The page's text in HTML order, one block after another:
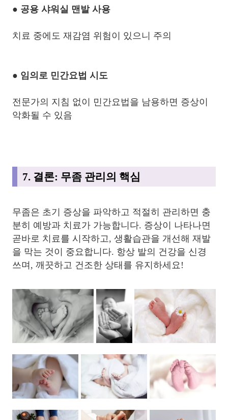
● 공용 샤워실 맨발 사용
치료 중에도 재감염 위험이 있으니 주의
● 임의로 민간요법 시도
전문가의 지침 없이 민간요법을 남용하면 증상이
악화될 수 있음
7. 결론: 무좀 관리의 핵심
무좀은 초기 증상을 파악하고 적절히 관리하면 충
분히 예방과 치료가 가능합니다. 증상이 나타나면
곧바로 치료를 시작하고, 생활습관을 개선해 재발
을 막는 것이 중요합니다. 항상 발의 건강을 신경
쓰며, 깨끗하고 건조한 상태를 유지하세요!